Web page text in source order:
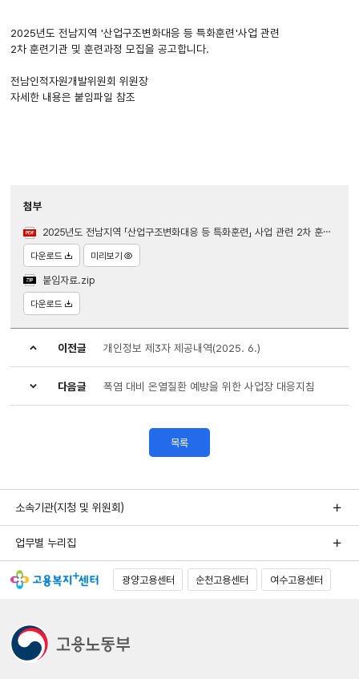
2025년도 전남지역 '산업구조변화대응 등 특화훈련'사업 관련
2차 훈련기관 및 훈련과정 모집을 공고합니다.
전남인적자원개발위원회 위원장
자세한 내용은 붙임파일 참조
첨부
2025년도 전남지역 「산업구조변화대응 등 특화훈련」 사업 관련 2차 훈련기관 및 훈련과정 모집 공고문.pdf
다운로드 미리보기
붙임자료.zip
다운로드
이전글 개인정보 제3자 제공내역(2025. 6.)
다음글 폭염 대비 온열질환 예방을 위한 사업장 대응지침
목록
소속기관(지청 및 위원회)
업무별 누리집
광양고용센터 순천고용센터 여수고용센터